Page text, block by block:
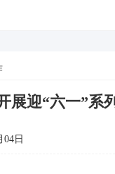
展迎“六一”系
04日